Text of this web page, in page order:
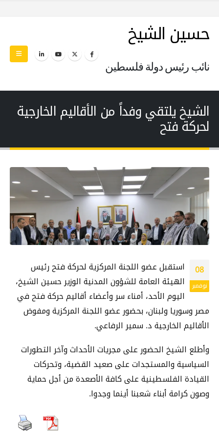
حسين الشيخ
نائب رئيس دولة فلسطين
الشيخ يلتقي وفداً من الأقاليم الخارجية
لحركة فتح
08
نوفمبر
استقبل عضو اللجنة المركزية لحركة فتح رئيس
الهيئة العامة للشؤون المدنية الوزير حسين الشيخ،
اليوم الأحد، أمناء سر وأعضاء أقاليم حركة فتح في
مصر وسوريا ولبنان، بحضور عضو اللجنة المركزية ومفوض
الأقاليم الخارجية د. سمير الرفاعي.
وأطلع الشيخ الحضور على مجريات الأحداث وآخر التطورات
السياسية والمستجدات على صعيد القضية، وتحركات
القيادة الفلسطينية على كافة الأصعدة من أجل حماية
وصون كرامة أبناء شعبنا أينما وجدوا.